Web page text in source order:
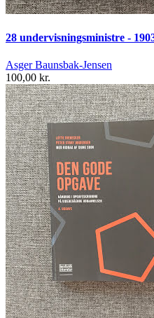
28 undervisningsministre -
Asger Baunsbak-Jensen
100,00 kr.